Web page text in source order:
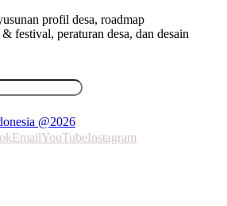
profil desa, roadmap
festival, peraturan desa, dan desain
@2026
EmailYouTubeInstagram